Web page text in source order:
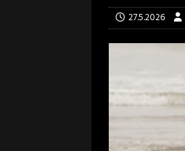
27.5.2026